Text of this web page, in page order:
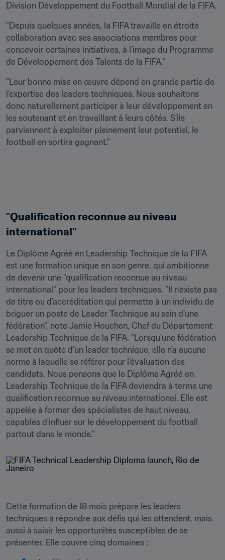
Division Développement du Football Mondial de la FIFA.
"Depuis quelques années, la FIFA travaille en étroite
collaboration avec ses associations membres pour
concevoir certaines initiatives, à l’image du Programme
de Développement des Talents de la FIFA."
"Leur bonne mise en œuvre dépend en grande partie de
l’expertise des leaders techniques. Nous souhaitons
donc naturellement participer à leur développement en
les soutenant et en travaillant à leurs côtés. S’ils
parviennent à exploiter pleinement leur potentiel, le
football en sortira gagnant."
"Qualification reconnue au niveau
international"
Le Diplôme Agréé en Leadership Technique de la FIFA
est une formation unique en son genre, qui ambitionne
de devenir une "qualification reconnue au niveau
international" pour les leaders techniques. "Il n’existe pas
de titre ou d’accréditation qui permette à un individu de
briguer un poste de Leader Technique au sein d’une
fédération", note Jamie Houchen, Chef du Département
Leadership Technique de la FIFA. "Lorsqu’une fédération
se met en quête d’un leader technique, elle n’a aucune
norme à laquelle se référer pour l’évaluation des
candidats. Nous pensons que le Diplôme Agréé en
Leadership Technique de la FIFA deviendra à terme une
qualification reconnue au niveau international. Elle est
appelée à former des spécialistes de haut niveau,
capables d’influer sur le développement du football
partout dans le monde."
Cette formation de 18 mois prépare les leaders
techniques à répondre aux défis qui les attendent, mais
aussi à saisir les opportunités susceptibles de se
présenter. Elle couvre cinq domaines :